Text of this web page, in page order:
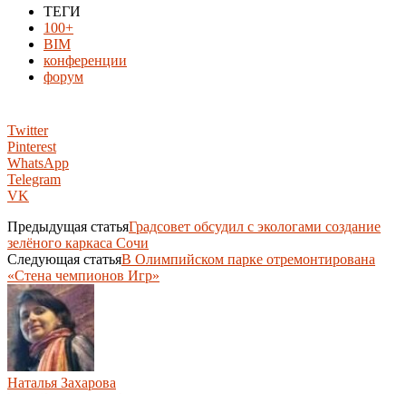
ТЕГИ
100+
BIM
конференции
форум
Twitter
Pinterest
WhatsApp
Telegram
VK
Предыдущая статьяГрадсовет обсудил с экологами создание
зелёного каркаса Сочи
Следующая статьяВ Олимпийском парке отремонтирована
«Стена чемпионов Игр»
Наталья Захарова